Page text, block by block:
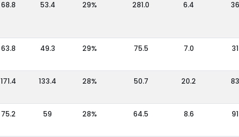
68.8 53.4 29% 281.0 6.4 36
63.8 49.3 29% 75.5 7.0 31
171.4 133.4 28% 50.7 20.2 83
75.2 59 28% 64.5 8.6 91